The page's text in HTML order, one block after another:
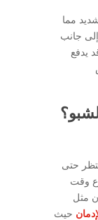
مما
جانب
يدفع
حتى
وقت
مثل
حيث